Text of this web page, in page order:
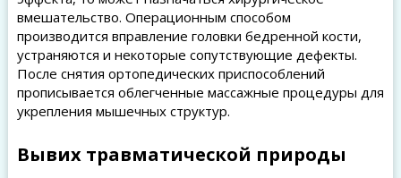
вмешательство. Операционным способом
производится вправление головки бедренной кости,
устраняются и некоторые сопутствующие дефекты.
После снятия ортопедических приспособлений
прописывается облегченные массажные процедуры для
укрепления мышечных структур.
Вывих травматической природы